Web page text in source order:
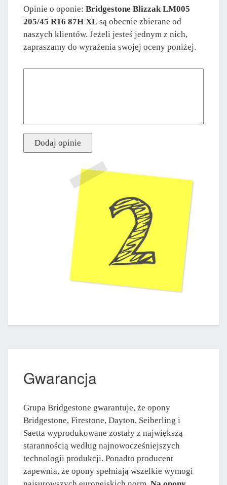
Opinie o oponie: Bridgestone Blizzak LM005
205/45 R16 87H XL są obecnie zbierane od
naszych klientów. Jeżeli jesteś jednym z nich,
zapraszamy do wyrażenia swojej oceny poniżej.
Gwarancja
Grupa Bridgestone gwarantuje, że opony
Bridgestone, Firestone, Dayton, Seiberling i
Saetta wyprodukowane zostały z największą
starannością według najnowocześniejszych
technologii produkcji. Ponadto producent
zapewnia, że opony spełniają wszelkie wymogi